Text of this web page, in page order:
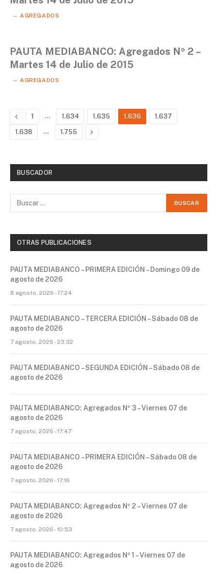
AGREGADOS
PAUTA MEDIABANCO: Agregados Nº 2 –
Martes 14 de Julio de 2015
AGREGADOS
Previous
1 … 1.634 1.635 1.636 1.637
1.638 … 1.755 Next
BUSCADOR
OTRAS PUBLICACIONES
PAUTA MEDIABANCO – PRIMERA EDICIÓN – Domingo 09 de
agosto de 2026
8 agosto, 2026 - 17:24
PAUTA MEDIABANCO – TERCERA EDICIÓN – Sábado 08 de
agosto de 2026
7 agosto, 2026 - 23:32
PAUTA MEDIABANCO – SEGUNDA EDICIÓN – Sábado 08 de
agosto de 2026
PAUTA MEDIABANCO: Agregados Nº 3 – Viernes 07 de
agosto de 2026
7 agosto, 2026 - 17:47
PAUTA MEDIABANCO – PRIMERA EDICIÓN – Sábado 08 de
agosto de 2026
7 agosto, 2026 - 17:16
PAUTA MEDIABANCO: Agregados Nº 2 – Viernes 07 de
agosto de 2026
7 agosto, 2026 - 10:53
PAUTA MEDIABANCO: Agregados Nº 1 – Viernes 07 de
agosto de 2026